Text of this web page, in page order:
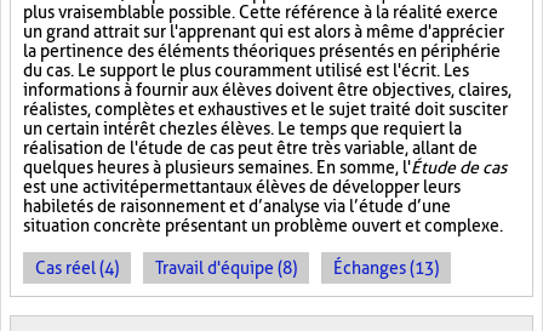
plus vraisemblable possible. Cette référence à la réalité exerce
un grand attrait sur l'apprenant qui est alors à même d'apprécier
la pertinence des éléments théoriques présentés en périphérie
du cas. Le support le plus couramment utilisé est l'écrit. Les
informations à fournir aux élèves doivent être objectives, claires,
réalistes, complètes et exhaustives et le sujet traité doit susciter
un certain intérêt chez les élèves. Le temps que requiert la
réalisation de l'étude de cas peut être très variable, allant de
quelques heures à plusieurs semaines. En somme, l'Étude de cas
est une activité permettant aux élèves de développer leurs
habiletés de raisonnement et d’analyse via l’étude d’une
situation concrète présentant un problème ouvert et complexe.
Cas réel (4) Travail d'équipe (8) Échanges (13)